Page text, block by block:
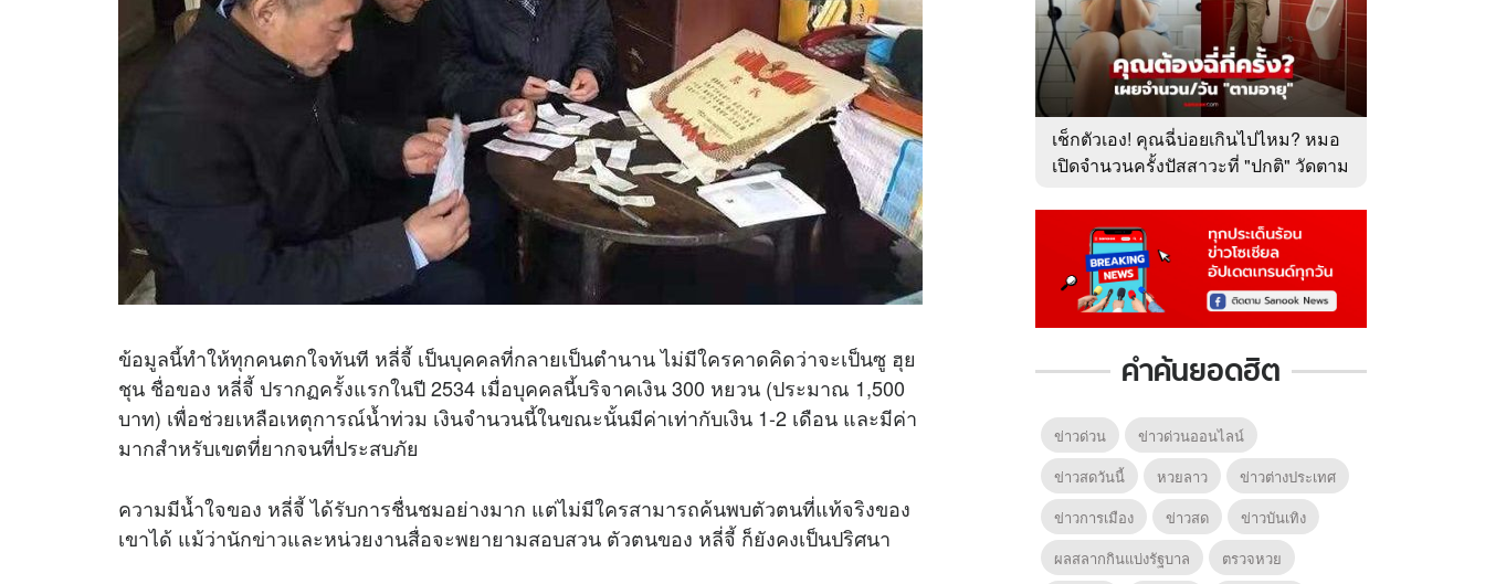
ข้อมูลนี้ทำให้ทุกคนตกใจทันที หลี่จี้ เป็นบุคคลที่กลายเป็นตำนาน ไม่มีใครคาดคิดว่าจะเป็นซู ฮุย
ชุน ชื่อของ หลี่จี้ ปรากฏครั้งแรกในปี 2534 เมื่อบุคคลนี้บริจาคเงิน 300 หยวน (ประมาณ 1,500
บาท) เพื่อช่วยเหลือเหตุการณ์น้ำท่วม เงินจำนวนนี้ในขณะนั้นมีค่าเท่ากับเงิน 1-2 เดือน และมีค่า
มากสำหรับเขตที่ยากจนที่ประสบภัย
ความมีน้ำใจของ หลี่จี้ ได้รับการชื่นชมอย่างมาก แต่ไม่มีใครสามารถค้นพบตัวตนที่แท้จริงของ
เขาได้ แม้ว่านักข่าวและหน่วยงานสื่อจะพยายามสอบสวน ตัวตนของ หลี่จี้ ก็ยังคงเป็นปริศนา
เช็กตัวเอง! คุณฉี่บ่อยเกินไปไหม? หมอ
เปิดจำนวนครั้งปัสสาวะที่ "ปกติ" วัดตาม
คำค้นยอดฮิต
ข่าวด่วน
ข่าวด่วนออนไลน์
ข่าวสดวันนี้
หวยลาว
ข่าวต่างประเทศ
ข่าวการเมือง
ข่าวสด
ข่าวบันเทิง
ผลสลากกินแบ่งรัฐบาล
ตรวจหวย